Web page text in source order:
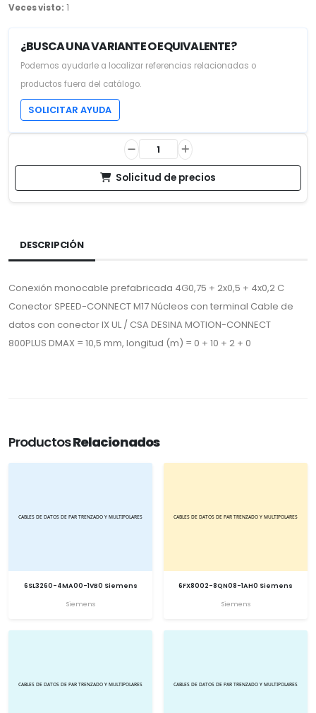
Veces visto: 1
¿BUSCA UNA VARIANTE O EQUIVALENTE?
Podemos ayudarle a localizar referencias relacionadas o
productos fuera del catálogo.
SOLICITAR AYUDA
Solicitud de precios
DESCRIPCIÓN
Conexión monocable prefabricada 4G0,75 + 2x0,5 + 4x0,2 C
Conector SPEED-CONNECT M17 Núcleos con terminal Cable de
datos con conector IX UL / CSA DESINA MOTION-CONNECT
800PLUS DMAX = 10,5 mm, longitud (m) = 0 + 10 + 2 + 0
ProductosRelacionados
6SL3260-4MA00-1VB0 Siemens
Siemens
6FX8002-8QN08-1AH0 Siemens
Siemens